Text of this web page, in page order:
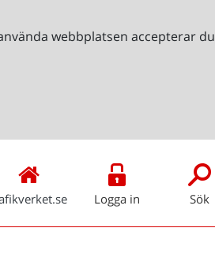
webbplatsen accepterar du
Logga in Sök